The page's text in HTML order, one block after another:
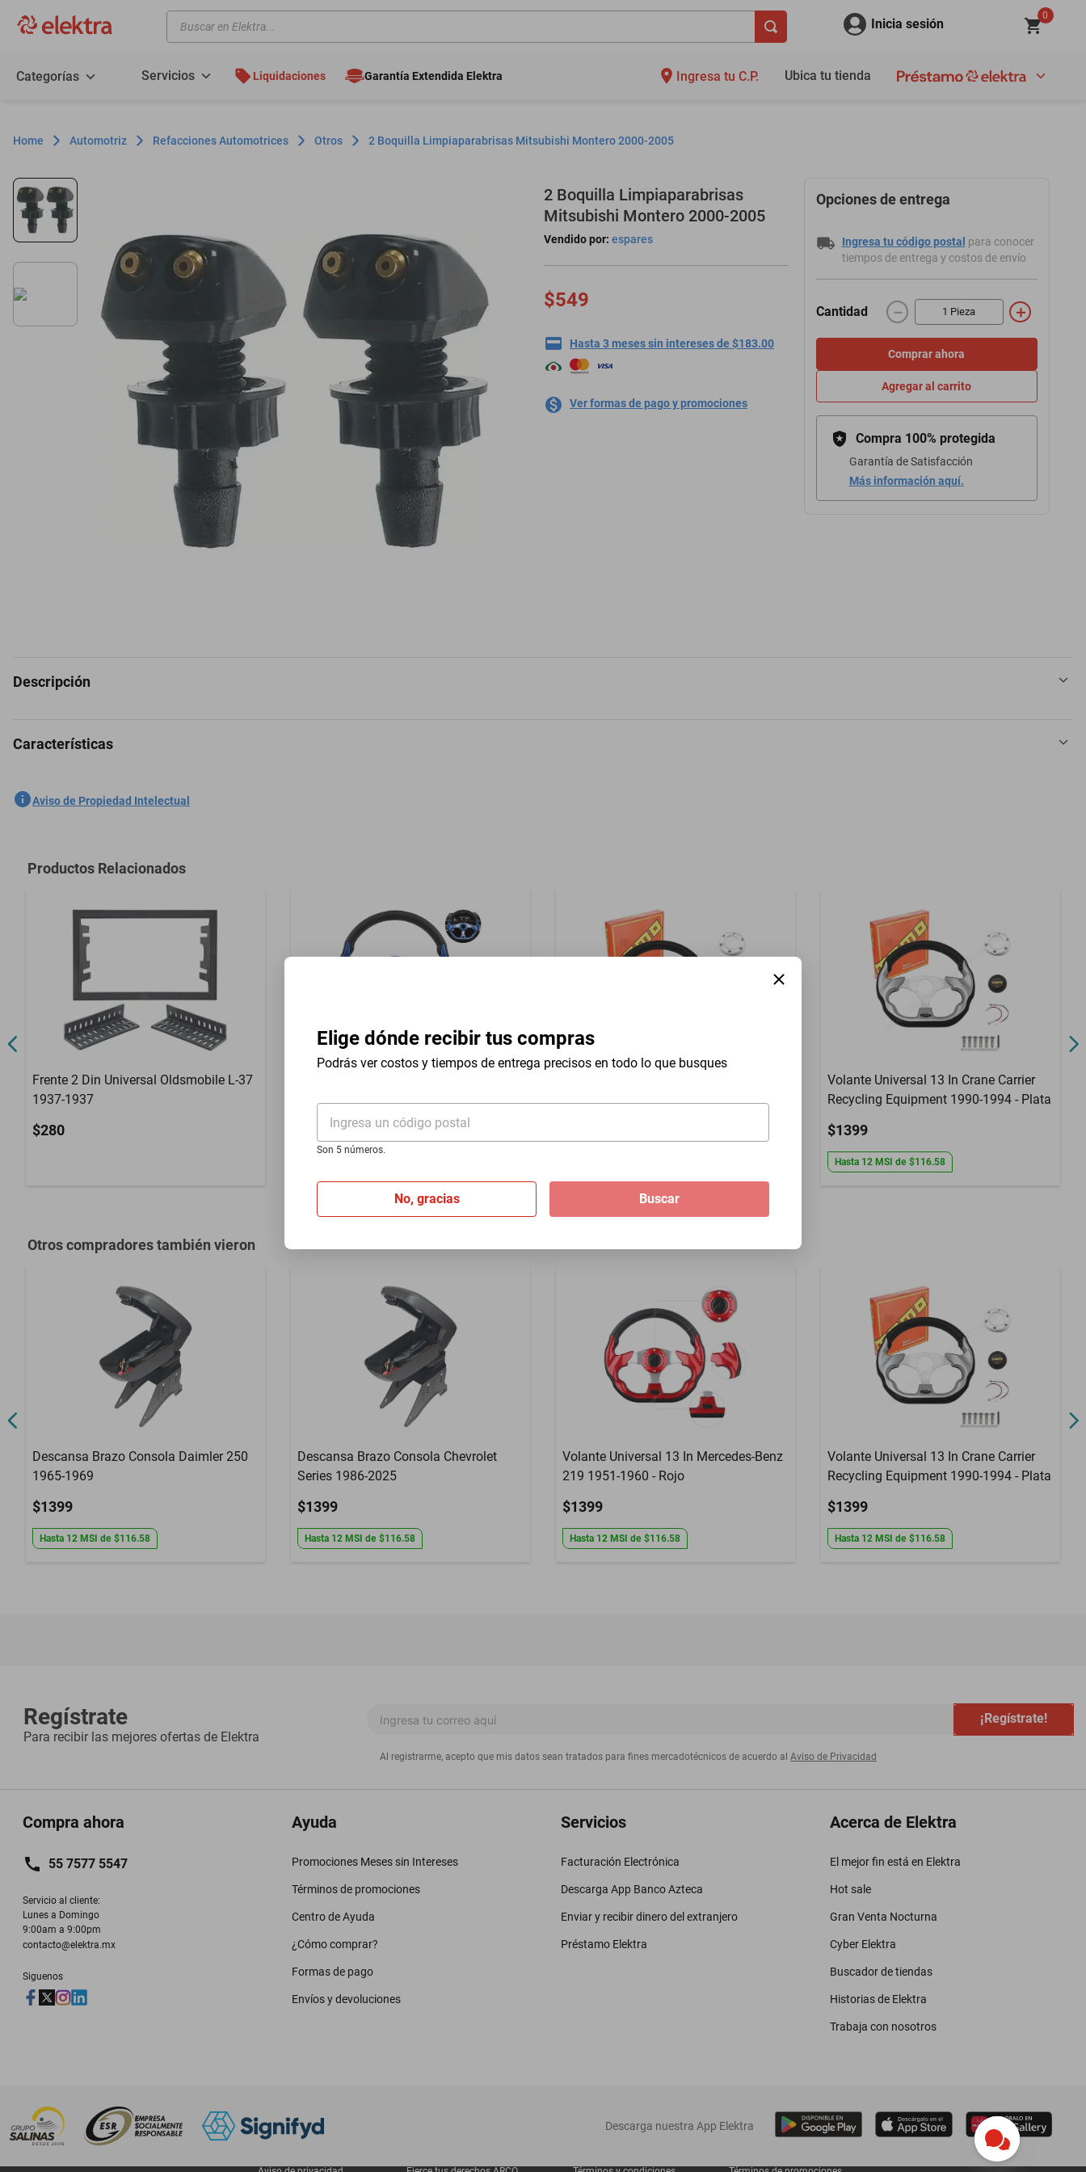
Buscar en Elektra... Inicia sesión
0
Categorías Servicios Liquidaciones Garantía Extendida Elektra Ingresa tu C.P.
Elige dónde recibir tus compras
Podrás ver costos y tiempos de entrega precisos en todo lo que busques
Ingresa un código postal
Son 5 números.
No, gracias Buscar
Ubica tu tienda
Automotriz Refacciones Automotrices Otros 2 Boquilla Limpiaparabrisas Mitsubishi Montero 2000-2005
2 Boquilla Limpiaparabrisas
Mitsubishi Montero 2000-2005
Vendido por: espares
$549
Hasta 3 meses sin intereses de $183.00
Ver formas de pago y promociones
Opciones de entrega
Ingresa tu código postal para conocer
tiempos de entrega y costos de envío
Cantidad ＋
－
Comprar ahora
Agregar al carrito
Compra 100% protegida
Garantía de Satisfacción
Más información aquí.
Descripción
2 Boquilla Limpiaparabrisas Mitsubishi Montero 2000-2005
Características
SKU
Modelo
Aviso de Propiedad Intelectual
Productos Relacionados
Frente 2 Din Universal Oldsmobile L-37
1937-1937
$280
1955-1956 - Azul
$1399
200 1932-1968 - Plata
Volante Universal 13 In Crane Carrier
Recycling Equipment 1990-1994 - Plata
$1399
Hasta 12 MSI de $116.58
Otros compradores también vieron
Descansa Brazo Consola Daimler 250
1965-1969
$1399
Hasta 12 MSI de $116.58
Descansa Brazo Consola Chevrolet
Series 1986-2025
$1399
Hasta 12 MSI de $116.58
Volante Universal 13 In Mercedes-Benz
219 1951-1960 - Rojo
$1399
Hasta 12 MSI de $116.58
Volante Universal 13 In Crane Carrier
Recycling Equipment 1990-1994 - Plata
$1399
Hasta 12 MSI de $116.58
Regístrate
Para recibir las mejores ofertas de Elektra
¡Regístrate!
Al registrarme, acepto que mis datos sean tratados para fines mercadotécnicos de acuerdo al Aviso de Privacidad
Compra ahora
55 7577 5547
Servicio al cliente:
Lunes a Domingo
9:00am a 9:00pm
contacto@elektra.mx
Siguenos
Ayuda
Promociones Meses sin Intereses
Términos de promociones
Centro de Ayuda
¿Cómo comprar?
Formas de pago
Envíos y devoluciones
Servicios
Facturación Electrónica
Descarga App Banco Azteca
Enviar y recibir dinero del extranjero
Préstamo Elektra
Acerca de Elektra
El mejor fin está en Elektra
Hot sale
Gran Venta Nocturna
Cyber Elektra
Buscador de tiendas
Historias de Elektra
Trabaja con nosotros
‎ Descarga nuestra App Elektra
motos
colchones
salas